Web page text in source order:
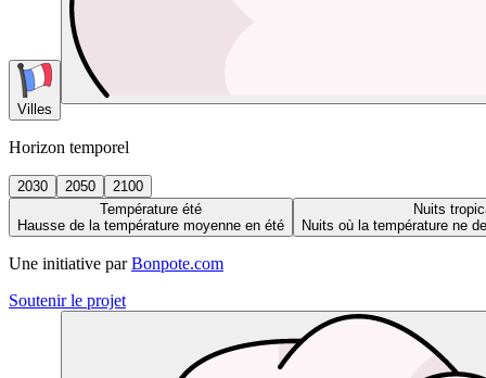
Villes
Horizon temporel
2030 2050
2100
Température été
Hausse de la température moyenne en été
Nuits
Nuits où la température ne
Une initiative par Bonpote.com
Soutenir le projet